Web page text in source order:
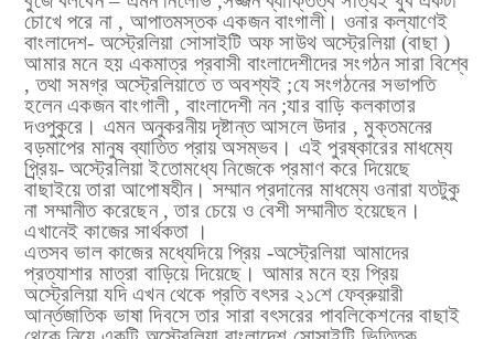
চোখে পরে না , আপাতমস্তক একজন বাংগালী। ওনার কল্যাণেই
বাংলাদেশ- অস্ট্রেলিয়া সোসাইটি অফ সাউথ অস্ট্রেলিয়া (বাছা )
আমার মনে হয় একমাত্র প্রবাসী বাংলাদেশীদের সংগঠন সারা বিশ্বে
, তথা সমগ্র অস্ট্রেলিয়াতে ত অবশ্যই ;যে সংগঠনের সভাপতি
হলেন একজন বাংগালী , বাংলাদেশী নন ;যার বাড়ি কলকাতার
দওপুকুরে। এমন অনুকরনীয় দৃষ্টান্ত আসলে উদার , মুক্তমনের
বড়মাপের মানুষ ব্যাতিত প্রায় অসম্ভব। এই পুরষ্কারের মাধম্যে
প্র্র্রিয়- অস্ট্রেলিয়া ইতোমধ্যে নিজেকে প্রমাণ করে দিয়েছে
বাছাইয়ে তারা আপোষহীন। সম্মান প্রদানের মাধম্যে ওনারা যতটুকু
না সম্মানীত করেছেন , তার চেয়ে ও বেশী সম্মানীত হয়েছেন।
এখানেই কাজের সার্থকতা ।
এতসব ভাল কাজের মধ্যেদিয়ে প্রিয় -অস্ট্রেলিয়া আমাদের
প্রত্যাশার মাত্রা বাড়িয়ে দিয়েছে। আমার মনে হয় প্রিয়
অস্ট্রেলিয়া যদি এখন থেকে প্রতি বৎসর ২১শে ফেব্রুয়ারী
আর্ন্তজাতিক ভাষা দিবসে তার সারা বৎসরের পাবলিকেশনের বাছাই